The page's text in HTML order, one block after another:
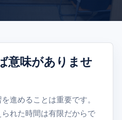
意味がありませ
進めることは重要です。
れた時間は有限だからで